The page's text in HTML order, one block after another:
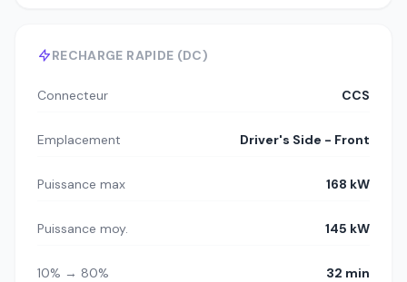
RECHARGE RAPIDE (DC)
Connecteur CCS
Emplacement Driver's Side - Front
Puissance max 168 kW
Puissance moy. 145 kW
10% → 80% 32 min